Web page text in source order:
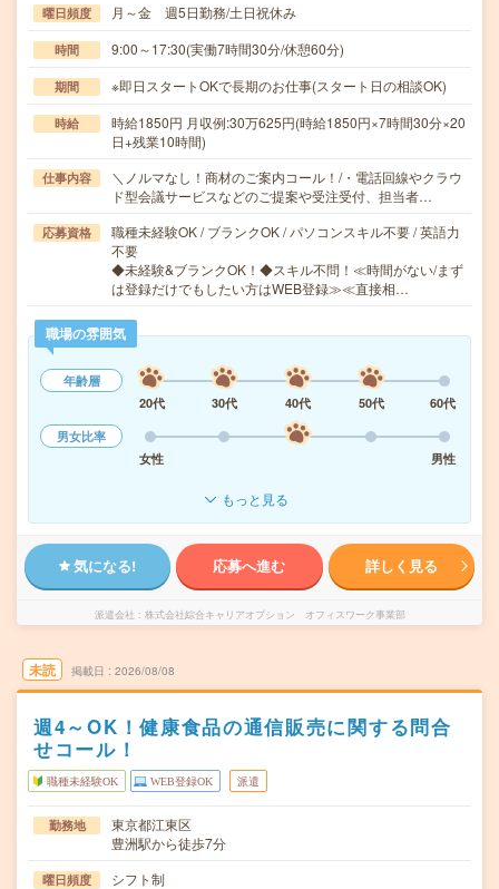
曜日頻度 月～金 週5日勤務/土日祝休み
時間 9:00～17:30(実働7時間30分/休憩60分)
期間 ※即日スタートOKで長期のお仕事(スタート日の相談OK)
時給
時給1850円 月収例:30万625円(時給1850円×7時間30分×20
日+残業10時間)
仕事内容
＼ノルマなし！商材のご案内コール！/・電話回線やクラウ
ド型会議サービスなどのご提案や受注受付、担当者…
応募資格
職種未経験OK / ブランクOK / パソコンスキル不要 / 英語力
不要
◆未経験&ブランクOK！◆スキル不問！≪時間がない/まず
は登録だけでもしたい方はWEB登録≫≪直接相…
職場の雰囲気
年齢層
20代
30代 40代 50代
60代
男女比率
女性
男性
もっと見る
気になる! 応募へ進む 詳しく見る
派遣会社 株式会社綜合キャリアオプション オフィスワーク事業部
未読 掲載日 2026/08/08
週4～OK！健康食品の通信販売に関する問合
せコール！
職種未経験OK WEB登録OK 派遣
勤務地
東京都江東区
豊洲駅から徒歩7分
曜日頻度 シフト制